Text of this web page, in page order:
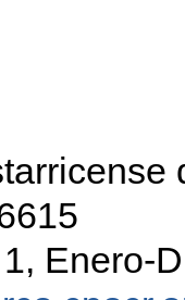
Enero-